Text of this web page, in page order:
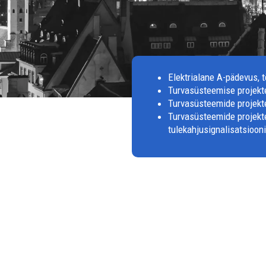
Elektrialane A-pädevus,
Turvasüsteemise
Turvasüsteemide
Turvasüsteemide